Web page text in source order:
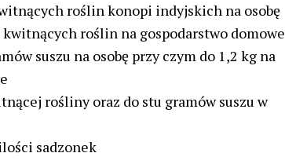
roślin konopi indyjskich na osobę
kwitnących roślin na gospodarstwo domowe
suszu na osobę przy czym do 1,2 kg na
rośliny oraz do stu gramów suszu w
sadzonek